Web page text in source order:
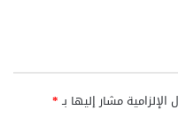
الإلزامية مشار إليها بـ*